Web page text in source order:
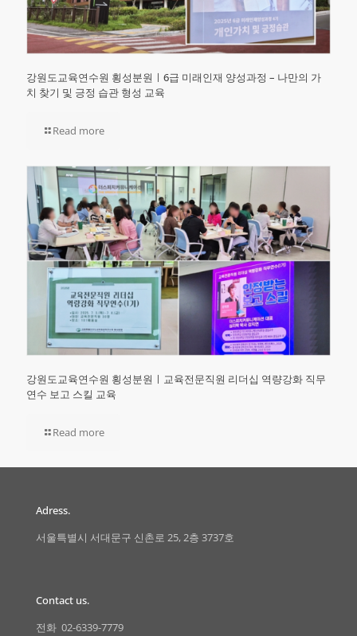
강원도교육연수원 횡성분원ㅣ6급 미래인재 양성과정 – 나만의 가
치 찾기 및 긍정 습관 형성 교육
Read more
강원도교육연수원 횡성분원ㅣ교육전문직원 리더십 역량강화 직무
연수 보고 스킬 교육
Read more
Adress.
서울특별시 서대문구 신촌로 25, 2층 3737호
Contact us.
전화 02-6339-7779